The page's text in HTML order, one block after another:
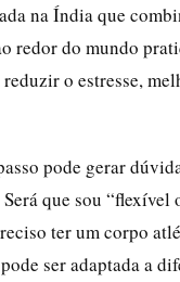
na Índia que
redor do mundo
o estresse,
pode gerar
que sou “flexível
ter um corpo
ser adaptada a